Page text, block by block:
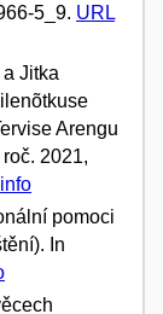
5_9. URL
Jitka
Arengu
2021,
info
pomoci
In